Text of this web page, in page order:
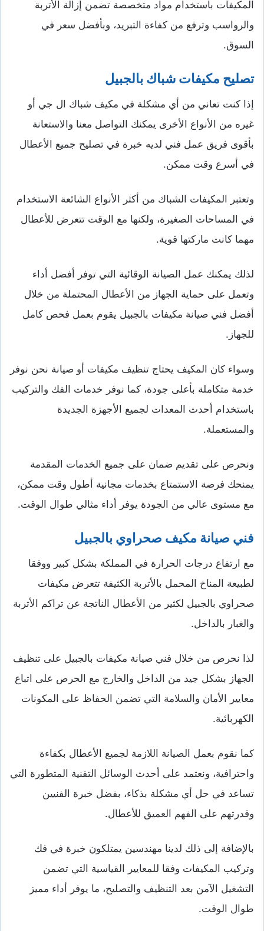
المكيفات باستخدام مواد متخصصة تضمن إزالة الأتربة
والرواسب وترفع من كفاءة التبريد، وبأفضل سعر في
السوق.
تصليح مكيفات شباك بالجبيل
إذا كنت تعاني من أي مشكلة في مكيف شباك ال جي أو
غيره من الأنواع الأخرى يمكنك التواصل معنا والاستعانة
بأقوى فريق عمل فني لديه خبرة في تصليح جميع الأعطال
في أسرع وقت ممكن.
وتعتبر المكيفات الشباك من أكثر الأنواع الشائعة الاستخدام
في المساحات الصغيرة، ولكنها مع الوقت تتعرض للأعطال
مهما كانت ماركتها قوية.
لذلك يمكنك عمل الصيانة الوقائية التي توفر أفضل أداء
وتعمل على حماية الجهاز من الأعطال المحتملة من خلال
أفضل فني صيانة مكيفات بالجبيل يقوم بعمل فحص كامل
للجهاز.
وسواء كان المكيف يحتاج تنظيف مكيفات أو صيانة نحن نوفر
خدمة متكاملة بأعلى جودة، كما نوفر خدمات الفك والتركيب
باستخدام أحدث المعدات لجميع الأجهزة الجديدة
والمستعملة.
ونحرص على تقديم ضمان على جميع الخدمات المقدمة
يمنحك فرصة الاستمتاع بخدمات مجانية أطول وقت ممكن،
مع مستوى عالي من الجودة يوفر أداء مثالي طوال الوقت.
فني صيانة مكيف صحراوي بالجبيل
مع ارتفاع درجات الحرارة في المملكة بشكل كبير ووفقا
لطبيعة المناخ المحمل بالأتربة الكثيفة تتعرض مكيفات
صحراوي بالجبيل لكثير من الأعطال الناتجة عن تراكم الأتربة
والغبار بالداخل.
لذا نحرص من خلال فني صيانة مكيفات بالجبيل على تنظيف
الجهاز بشكل جيد من الداخل والخارج مع الحرص على اتباع
معايير الأمان والسلامة التي تضمن الحفاظ على المكونات
الكهربائية.
كما نقوم بعمل الصيانة اللازمة لجميع الأعطال بكفاءة
واحترافية، ونعتمد على أحدث الوسائل التقنية المتطورة التي
تساعد في حل أي مشكلة بذكاء، بفضل خبرة الفنيين
وقدرتهم على الفهم العميق للأعطال.
بالإضافة إلى ذلك لدينا مهندسين يمتلكون خبرة في فك
وتركيب المكيفات وفقا للمعايير القياسية التي تضمن
التشغيل الآمن بعد التنظيف والتصليح، ما يوفر أداء مميز
طوال الوقت.